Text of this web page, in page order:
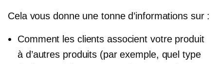
Cela vous donne une tonne d’informations sur :
Comment les clients associent votre produit
à d’autres produits (par exemple, quel type